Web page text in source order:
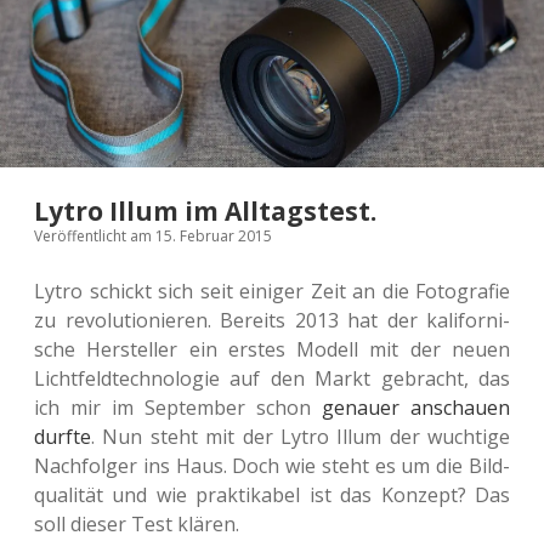
Lytro Illum im Alltagstest.
Veröffentlicht am 15. Februar 2015
Lytro schickt sich seit eini­ger Zeit an die Foto­gra­fie
zu revo­lu­tio­nie­ren. Bereits 2013 hat der kali­for­ni­
sche Her­stel­ler ein erstes Modell mit der neuen
Licht­feld­tech­no­lo­gie auf den Markt gebracht, das
ich mir im Sep­tem­ber schon genau­er anschau­en
durfte. Nun steht mit der Lytro Illum der wuch­ti­ge
Nach­fol­ger ins Haus. Doch wie steht es um die Bild­
qua­li­tät und wie prak­ti­ka­bel ist das Kon­zept? Das
soll dieser Test klären.